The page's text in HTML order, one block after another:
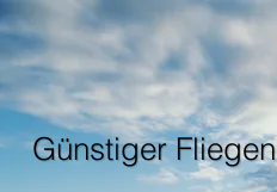
Günstiger Fliegen